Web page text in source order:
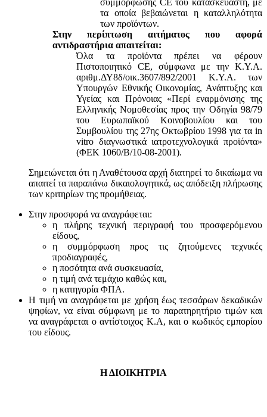
τα οποία βεβαιώνεται η καταλληλότητα
των προϊόντων.
Στην περίπτωση αιτήματος που αφορά
αντιδραστήρια απαιτείται:
Όλα τα προϊόντα πρέπει να φέρουν
Πιστοποιητικό CE, σύμφωνα με την Κ.Υ.Α.
αριθμ.ΔΥ8δ/οικ.3607/892/2001 Κ.Υ.Α. των
Υπουργών Εθνικής Οικονομίας, Ανάπτυξης και
Υγείας και Πρόνοιας «Περί εναρμόνισης της
Ελληνικής Νομοθεσίας προς την Οδηγία 98/79
του Ευρωπαϊκού Κοινοβουλίου και του
Συμβουλίου της 27ης Οκτωβρίου 1998 για τα in
vitro διαγνωστικά ιατροτεχνολογικά προϊόντα»
(ΦΕΚ 1060/Β/10-08-2001).
Σημειώνεται ότι η Αναθέτουσα αρχή διατηρεί το δικαίωμα να
απαιτεί τα παραπάνω δικαιολογητικά, ως απόδειξη πλήρωσης
των κριτηρίων της προμήθειας.
Στην προσφορά να αναγράφεται:
η πλήρης τεχνική περιγραφή του προσφερόμενου
είδους,
η συμμόρφωση προς τις ζητούμενες τεχνικές
προδιαγραφές,
η ποσότητα ανά συσκευασία,
η τιμή ανά τεμάχιο καθώς και,
η κατηγορία ΦΠΑ.
Η τιμή να αναγράφεται με χρήση έως τεσσάρων δεκαδικών
ψηφίων, να είναι σύμφωνη με το παρατηρητήριο τιμών και
να αναγράφεται ο αντίστοιχος Κ.Α, και ο κωδικός εμπορίου
του είδους.
Η ΔΙΟΙΚΗΤΡΙΑ